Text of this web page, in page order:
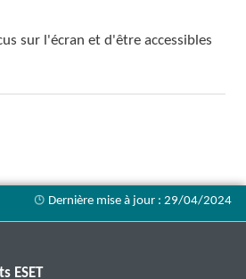
sur l'écran et d'être accessibles
ESET